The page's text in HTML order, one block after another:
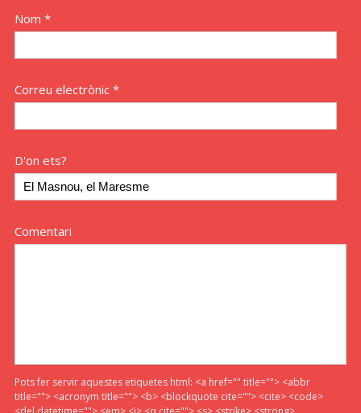
Nom *
Correu electrònic *
D'on ets?
Comentari
Pots fer servir aquestes etiquetes html: <a href="" title=""> <abbr
title=""> <acronym title=""> <b> <blockquote cite=""> <cite> <code>